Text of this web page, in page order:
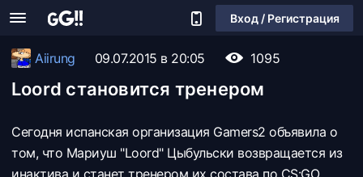
Вход / Регистрация
Aiirung 09.07.2015 в 20:05 1095
Loord становится тренером
Сегодня испанская организация Gamers2 объявила о
том, что Мариуш "Loord" Цыбульски возвращается из
инактива и станет тренером их состава по CS:GO.